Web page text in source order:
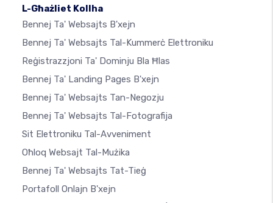
L-Għażliet Kollha
Bennej Ta' Websajts B'xejn
Bennej Ta' Websajts Tal-Kummerċ Elettroniku
Reġistrazzjoni Ta' Dominju Bla Ħlas
Bennej Ta' Landing Pages B'xejn
Bennej Ta' Websajts Tan-Negozju
Bennej Ta' Websajts Tal-Fotografija
Sit Elettroniku Tal-Avveniment
Oħloq Websajt Tal-Mużika
Bennej Ta' Websajts Tat-Tieġ
Portafoll Onlajn B'xejn